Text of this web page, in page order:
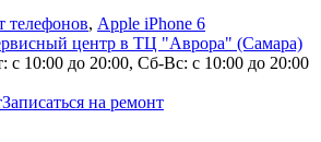
телефонов, Apple iPhone 6
центр в ТЦ "Аврора" (Самара)
с 10:00 до 20:00, Сб-Вс: с 10:00 до 20:00
Записаться на ремонт